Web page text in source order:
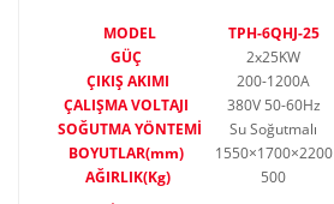
MODEL TPH-6QHJ-25
GÜÇ
2x25KW
ÇIKIŞ AKIMI
200-1200A
ÇALIŞMA VOLTAJI
380V 50-60Hz
SOĞUTMA YÖNTEMİ
Su Soğutmalı
BOYUTLAR(mm)
1550×1700×2200
AĞIRLIK(Kg)
500